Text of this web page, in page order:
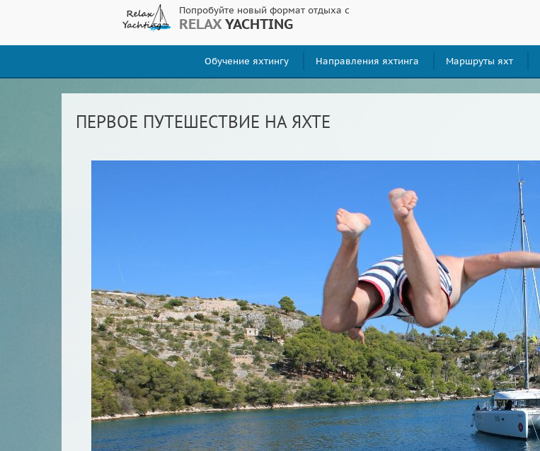
Попробуйте новый формат отдыха с
RELAXYACHTING
Обучение яхтингу Направления яхтинга Маршруты яхт
ПЕРВОЕ ПУТЕШЕСТВИЕ НА ЯХТЕ